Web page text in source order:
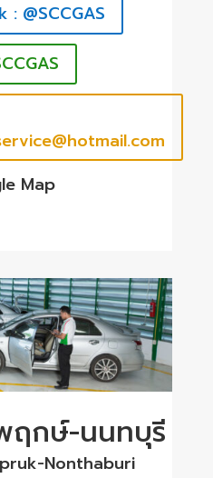
: @SCCGAS
Map
ฤกษ์-นนทบุรี
Nonthaburi